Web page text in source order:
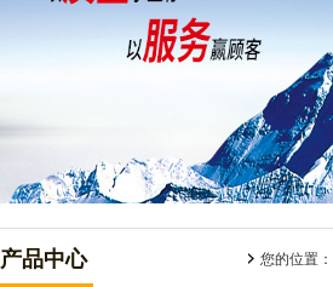
产品中心 您的位置：